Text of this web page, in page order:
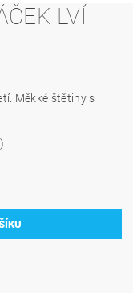
LVÍ
Měkké štětiny s